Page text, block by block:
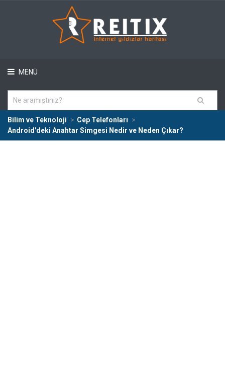
MENÜ
Bilim ve Teknoloji
Cep Telefonları
Android'deki Anahtar Simgesi Nedir ve Neden Çıkar?